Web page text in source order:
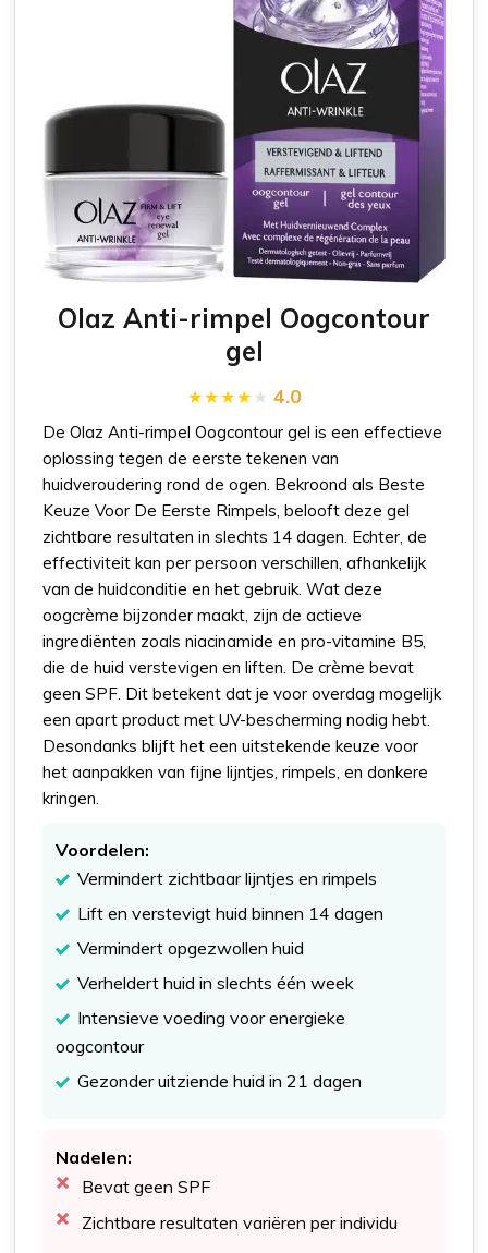
Olaz Anti-rimpel Oogcontour
gel
4.0
De Olaz Anti-rimpel Oogcontour gel is een effectieve
oplossing tegen de eerste tekenen van
huidveroudering rond de ogen. Bekroond als Beste
Keuze Voor De Eerste Rimpels, belooft deze gel
zichtbare resultaten in slechts 14 dagen. Echter, de
effectiviteit kan per persoon verschillen, afhankelijk
van de huidconditie en het gebruik. Wat deze
oogcrème bijzonder maakt, zijn de actieve
ingrediënten zoals niacinamide en pro-vitamine B5,
die de huid verstevigen en liften. De crème bevat
geen SPF. Dit betekent dat je voor overdag mogelijk
een apart product met UV-bescherming nodig hebt.
Desondanks blijft het een uitstekende keuze voor
het aanpakken van fijne lijntjes, rimpels, en donkere
kringen.
Voordelen:
Vermindert zichtbaar lijntjes en rimpels
Lift en verstevigt huid binnen 14 dagen
Vermindert opgezwollen huid
Verheldert huid in slechts één week
Intensieve voeding voor energieke
oogcontour
Gezonder uitziende huid in 21 dagen
Nadelen:
Bevat geen SPF
Zichtbare resultaten variëren per individu